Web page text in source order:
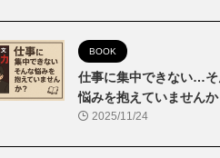
BOOK
仕事に集中できない…そ
悩みを抱えていませんか
2025/11/24